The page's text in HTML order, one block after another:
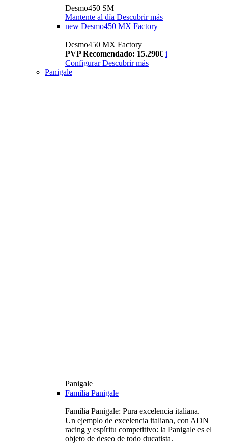
Desmo450 SM
Mantente al día Descubrir más
new Desmo450 MX Factory
Desmo450 MX Factory
PVP Recomendado: 15.290€ i
Configurar Descubrir más
Panigale
Panigale
Familia Panigale
Familia Panigale: Pura excelencia italiana.
Un ejemplo de excelencia italiana, con ADN
racing y espíritu competitivo: la Panigale es el
objeto de deseo de todo ducatista.